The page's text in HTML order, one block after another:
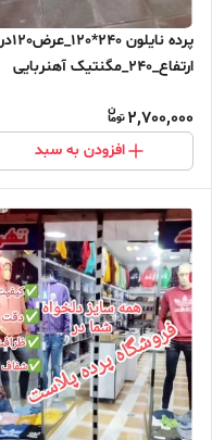
پرده نایلون 240*120_عرض120در
ارتفاع_240_مگنتیک آهنربایی
2,700,000
افزودن به سبد